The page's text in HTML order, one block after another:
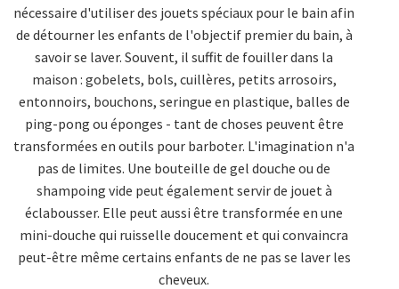
nécessaire d'utiliser des jouets spéciaux pour le bain afin
de détourner les enfants de l'objectif premier du bain, à
savoir se laver. Souvent, il suffit de fouiller dans la
maison : gobelets, bols, cuillères, petits arrosoirs,
entonnoirs, bouchons, seringue en plastique, balles de
ping-pong ou éponges - tant de choses peuvent être
transformées en outils pour barboter. L'imagination n'a
pas de limites. Une bouteille de gel douche ou de
shampoing vide peut également servir de jouet à
éclabousser. Elle peut aussi être transformée en une
mini-douche qui ruisselle doucement et qui convaincra
peut-être même certains enfants de ne pas se laver les
cheveux.